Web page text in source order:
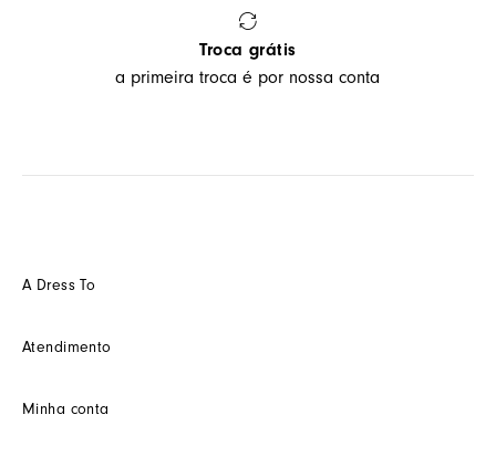
Troca grátis
a primeira troca é por nossa conta
A Dress To
Futuro
Seja um(a) cliente multimarca
Atendimento
Como trocar
Minha conta